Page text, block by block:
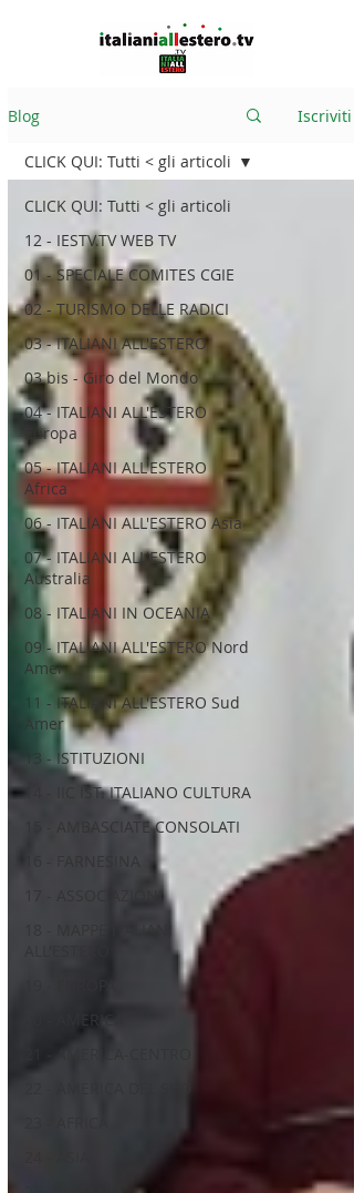
Blog Iscriviti
CLICK QUI: Tutti < gli articoli
12 - IESTV.TV WEB TV
01 - SPECIALE COMITES CGIE
02 - TURISMO DELLE RADICI
03 - ITALIANI ALL'ESTERO
03 bis - Giro del Mondo
04 - ITALIANI ALL'ESTERO
Europa
05 - ITALIANI ALL'ESTERO
Africa
06 - ITALIANI ALL'ESTERO Asia
07 - ITALIANI ALL'ESTERO
Australia
08 - ITALIANI IN OCEANIA
09 - ITALIANI ALL'ESTERO Nord
Amer
11 - ITALIANI ALL'ESTERO Sud
Amer
13 - ISTITUZIONI
14 - IIC IST. ITALIANO CULTURA
15 - AMBASCIATE CONSOLATI
16 - FARNESINA
17 - ASSOCIAZIONI
20 - AMERICA
CLICK QUI: Tutti < gli articoli